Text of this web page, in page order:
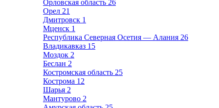
Орловская область 26
Орел 21
Дмитровск 1
Мценск 1
Республика Северная Осетия — Алания 26
Владикавказ 15
Моздок 2
Беслан 2
Костромская область 25
Кострома 12
Шарья 2
Мантурово 2